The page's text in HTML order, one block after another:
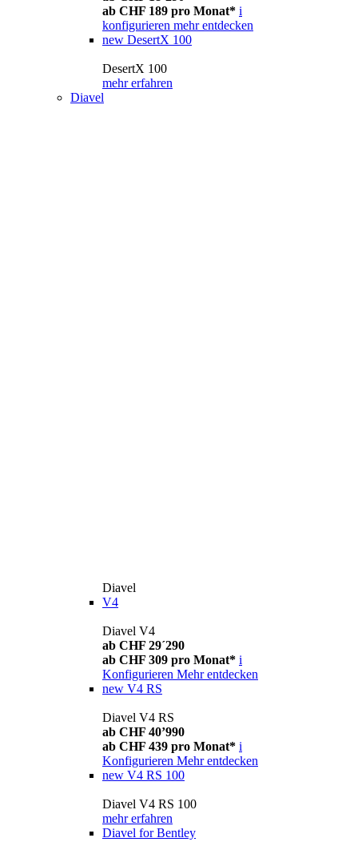
ab CHF 189 pro Monat* i
konfigurieren mehr entdecken
new DesertX 100
DesertX 100
mehr erfahren
Diavel
Diavel
V4
Diavel V4
ab CHF 29´290
ab CHF 309 pro Monat* i
Konfigurieren Mehr entdecken
new V4 RS
Diavel V4 RS
ab CHF 40’990
ab CHF 439 pro Monat* i
Konfigurieren Mehr entdecken
new V4 RS 100
Diavel V4 RS 100
mehr erfahren
Diavel for Bentley